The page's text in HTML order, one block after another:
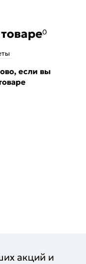
0
если вы
акций и